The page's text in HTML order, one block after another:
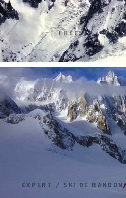
FREESKI /
EXPERT / SKI DE